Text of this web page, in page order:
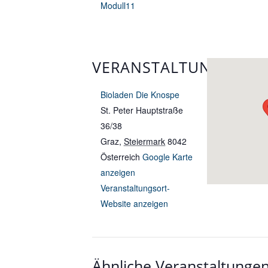
Modull11
VERANSTALTUNGSORT
Bioladen Die Knospe
St. Peter Hauptstraße
36/38
Graz, Steiermark 8042
Österreich Google Karte
anzeigen
Veranstaltungsort-
Website anzeigen